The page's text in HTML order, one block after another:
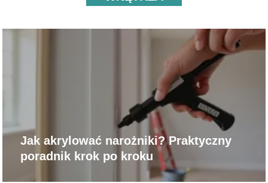
Jak akrylować narożniki? Praktyczny
poradnik krok po kroku